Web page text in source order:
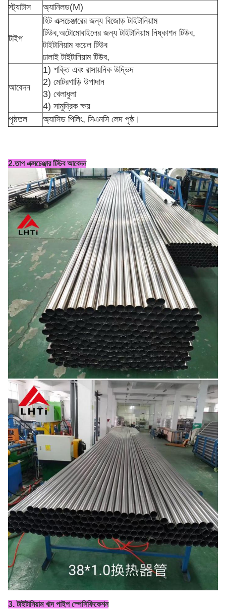
স্ট্যাটাস অ্যানিলড(M)
টাইপ
হিট এক্সচেঞ্জারের জন্য বিজোড় টাইটানিয়াম
টিউব,অটোমোবাইলের জন্য টাইটানিয়াম নিষ্কাশন টিউব,
টাইটানিয়াম কয়েল টিউব
ঢালাই টাইটানিয়াম টিউব,
আবেদন
1) শক্তি এবং রাসায়নিক উদ্ভিদ
2) মোটরগাড়ি উপাদান
3) খেলাধুলা
4) সামুদ্রিক ক্ষয়
পৃষ্ঠতল
অ্যাসিড পিলিং, সিএনসি লেদ পৃষ্ঠ।
2.তাপ এক্সচেঞ্জার টিউব আবেদন
3. টাইটানিয়াম খাদ পাইপ স্পেসিফিকেশন